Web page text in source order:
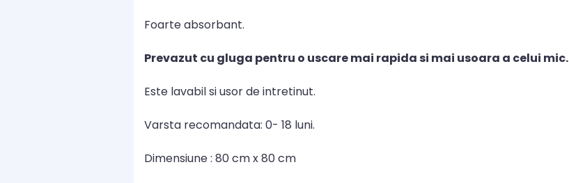
Foarte absorbant.
Prevazut cu gluga pentru o uscare mai rapida si mai usoara a celui mic.
Este lavabil si usor de intretinut.
Varsta recomandata: 0- 18 luni.
Dimensiune : 80 cm x 80 cm